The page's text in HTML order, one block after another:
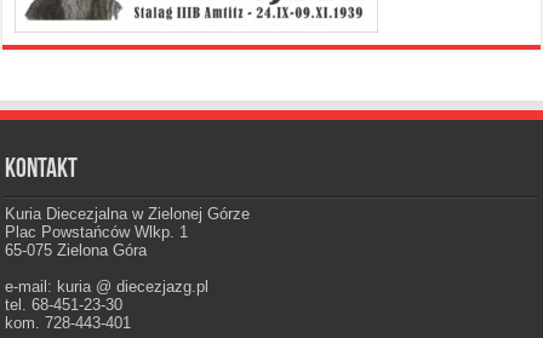
Kontakt
Kuria Diecezjalna w Zielonej Górze
Plac Powstańców Wlkp. 1
65-075 Zielona Góra
e-mail: kuria @ diecezjazg.pl
tel. 68-451-23-30
kom. 728-443-401